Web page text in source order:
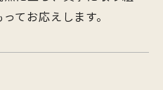
てお応えします。